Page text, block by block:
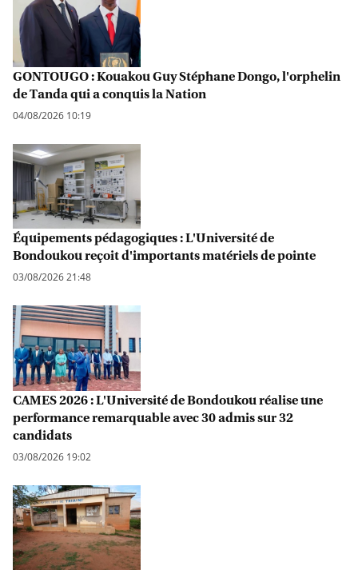
GONTOUGO : Kouakou Guy Stéphane Dongo, l'orphelin
de Tanda qui a conquis la Nation
04/08/2026 10:19
Équipements pédagogiques : L'Université de
Bondoukou reçoit d'importants matériels de pointe
03/08/2026 21:48
CAMES 2026 : L'Université de Bondoukou réalise une
performance remarquable avec 30 admis sur 32
candidats
03/08/2026 19:02